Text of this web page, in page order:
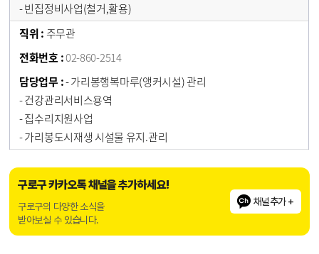
- 빈집정비사업(철거,활용)
주무관
02-860-2514
- 가리봉행복마루(앵커시설) 관리
- 건강관리서비스용역
- 집수리지원사업
- 가리봉도시재생 시설물 유지.관리
구로구 카카오톡 채널을 추가하세요!
구로구의 다양한 소식을
받아보실 수 있습니다.
채널추가 +